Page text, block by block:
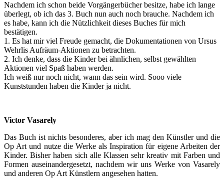
Nachdem ich schon beide Vorgängerbücher besitze, habe ich lange
überlegt, ob ich das 3. Buch nun auch noch brauche. Nachdem ich
es habe, kann ich die Nützlichkeit dieses Buches für mich
bestätigen.
1. Es hat mir viel Freude gemacht, die Dokumentationen von Ursus
Wehrlis Aufräum-Aktionen zu betrachten.
2. Ich denke, dass die Kinder bei ähnlichen, selbst gewählten
Aktionen viel Spaß haben werden.
Ich weiß nur noch nicht, wann das sein wird. Sooo viele
Kunststunden haben die Kinder ja nicht.
Victor Vasarely
Das Buch ist nichts besonderes, aber ich mag den Künstler und die
Op Art und nutze die Werke als Inspiration für eigene Arbeiten der
Kinder. Bisher haben sich alle Klassen sehr kreativ mit Farben und
Formen auseinandergesetzt, nachdem wir uns Werke von Vasarely
und anderen Op Art Künstlern angesehen hatten.